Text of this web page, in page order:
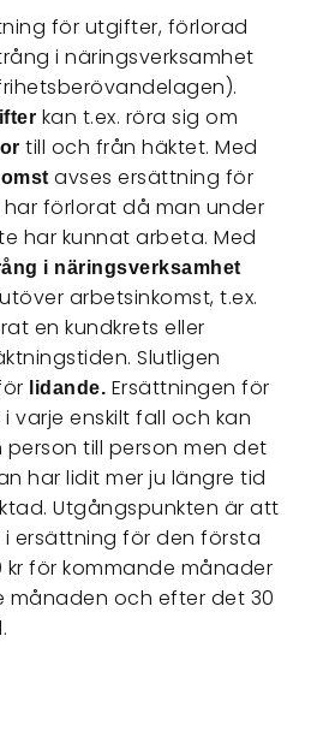
för utgifter, förlorad
i näringsverksamhet
kan t.ex. röra sig om
till och från häktet. Med
avses ersättning för
förlorat då man under
har kunnat arbeta. Med
i näringsverksamhet
arbetsinkomst, t.ex.
en kundkrets eller
Slutligen
lidande. Ersättningen för
varje enskilt fall och kan
till person men det
har lidit mer ju längre tid
Utgångspunkten är att
i ersättning för den första
kr för kommande månader
månaden och efter det 30